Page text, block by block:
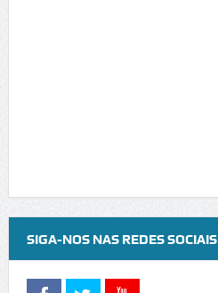
SIGA-NOS NAS REDES SOCIAIS